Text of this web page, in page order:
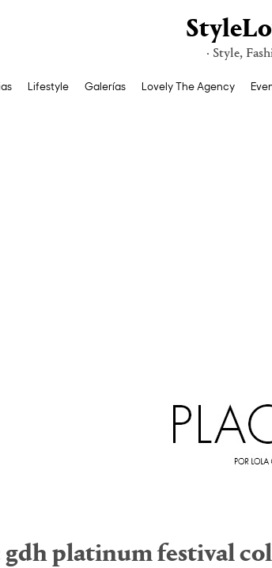
· Style,
Lifestyle Galerías Lovely The Agency
gdh platinum festival